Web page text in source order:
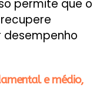
permite que o
e médio,